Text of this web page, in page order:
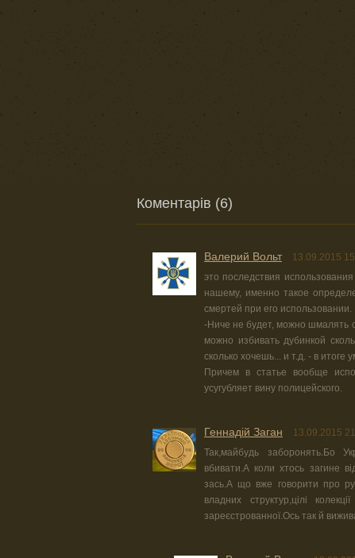
Коментарів (6)
Валерий Вольт 13.09.2015
это последствия
нашему, именно такое
смертей при его использовании.
-Ниче не будет, можно шмалять
можно избивать дубинкой
сколько хочешь... и т.д. - в
Причем в статье вообще
усугубляет вину полицейского.
Геннадій Заган 13.09.2015
Так,майбудь заборонять.Бо
вбивати.А коли хтось загине
зась.А що вже говорити про
владних структур,цілі
зареєстрованної.Ось так й